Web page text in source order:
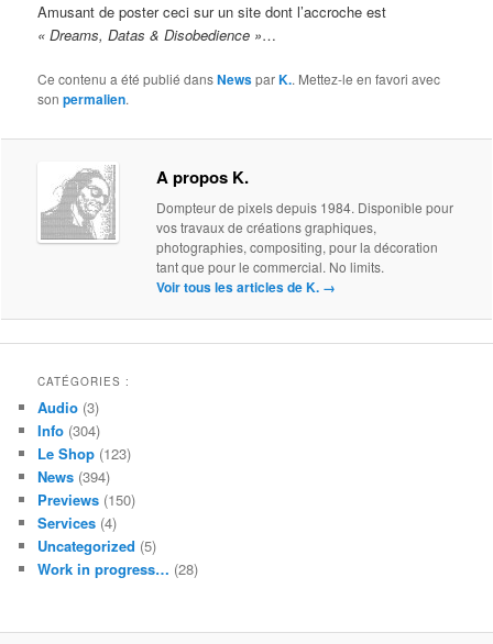
Amusant de poster ceci sur un site dont l’accroche est
« Dreams, Datas & Disobedience »…
Ce contenu a été publié dansNewsparK.. Mettez-le en favori avec
sonpermalien.
A propos K.
Dompteur de pixels depuis 1984. Disponible pour
vos travaux de créations graphiques,
photographies, compositing, pour la décoration
tant que pour le commercial. No limits.
Voir tous les articles de K. →
CATÉGORIES :
Audio (3)
Info (304)
Le Shop (123)
News (394)
Previews (150)
Services (4)
Uncategorized (5)
Work in progress… (28)